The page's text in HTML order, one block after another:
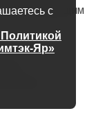
с последующим
с
Яр»